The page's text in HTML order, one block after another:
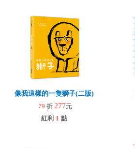
像我這樣的一隻獅子(二版)
79 折 277元
紅利 1 點